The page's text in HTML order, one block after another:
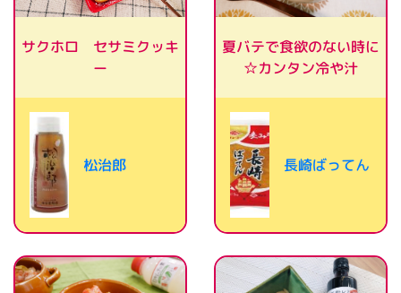
サクホロ セサミクッキ
ー
松治郎
夏バテで食欲のない時に
☆カンタン冷や汁
長崎ばってん